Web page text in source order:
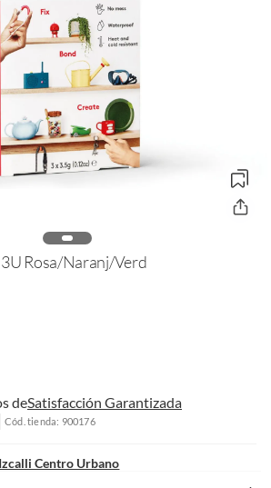
3U Rosa/Naranj/Verd
deSatisfacción Garantizada
Cód. tienda: 900176
Centro Urbano